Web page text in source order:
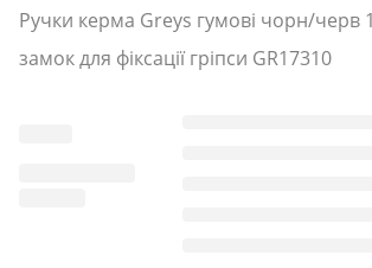
Ручки керма Greys гумові чорн/черв
замок для фіксації гріпси GR17310